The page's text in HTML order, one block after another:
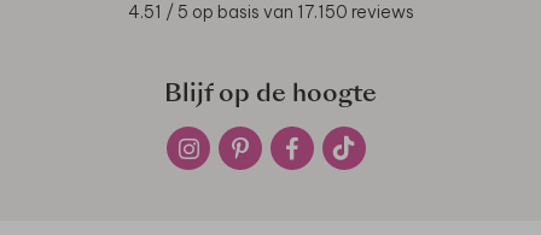
4.51 / 5 op basis van 17.150 reviews
Blijf op de hoogte